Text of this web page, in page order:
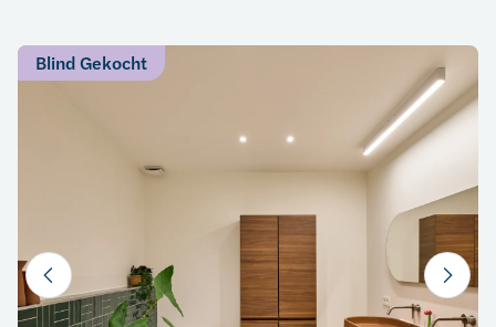
Blind Gekocht